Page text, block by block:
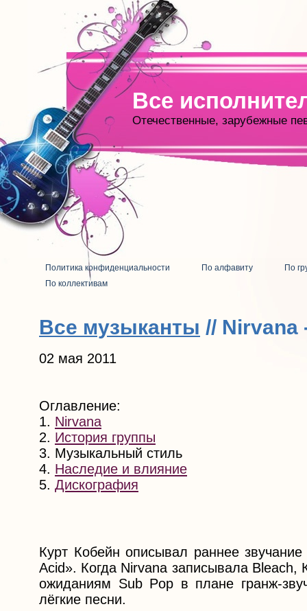
Все
Отечественные, зарубежные
Политика конфиденциальности По алфавиту
По
По коллективам
Все музыканты //
02 мая 2011
Оглавление:
1. Nirvana
2. История группы
3. Музыкальный стиль
4. Наследие и влияние
5. Дискография
Курт Кобейн описывал раннее
Acid». Когда Nirvana записывала
ожиданиям Sub Pop в плане гранж-
лёгкие песни.